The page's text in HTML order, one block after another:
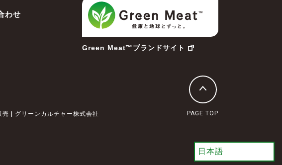
わせ
Green Meat™ブランドサイト
| グリーンカルチャー株式会社 PAGE TOP